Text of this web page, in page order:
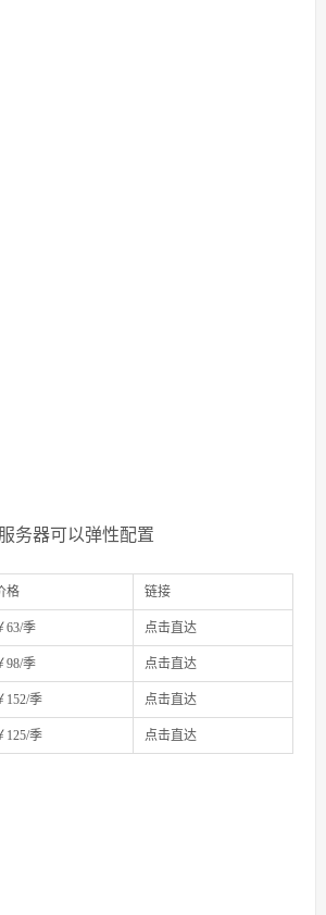
务器可以弹性配置
格 链接
63/季 点击直达
98/季 点击直达
152/季 点击直达
125/季 点击直达